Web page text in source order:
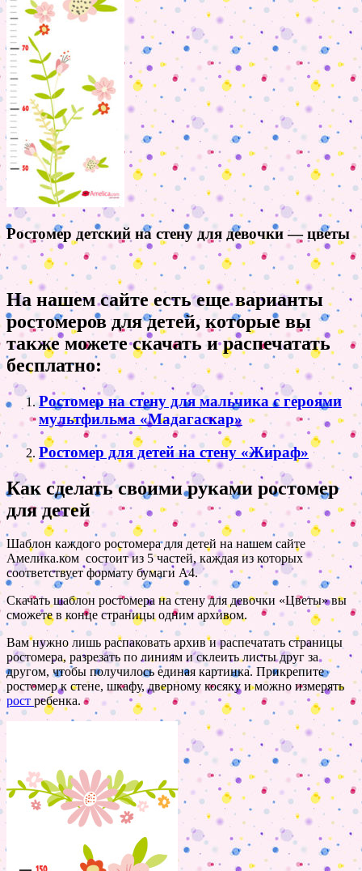
Ростомер детский на стену для девочки — цветы
На нашем сайте есть еще варианты
ростомеров для детей, которые вы
также можете скачать и распечатать
бесплатно:
Ростомер на стену для мальчика с героями
мультфильма «Мадагаскар»
Ростомер для детей на стену «Жираф»
Как сделать своими руками ростомер
для детей
Шаблон каждого ростомера для детей на нашем сайте
Амелика.ком состоит из 5 частей, каждая из которых
соответствует формату бумаги А4.
Скачать шаблон ростомера на стену для девочки «Цветы» вы
сможете в конце страницы одним архивом.
Вам нужно лишь распаковать архив и распечатать страницы
ростомера, разрезать по линиям и склеить листы друг за
другом, чтобы получилось единая картинка. Прикрепите
ростомер к стене, шкафу, дверному косяку и можно измерять
рост ребенка.